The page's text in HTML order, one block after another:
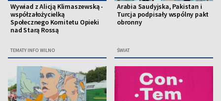
Wywiad z Alicją Klimaszewską -
współzałożycielką
Społecznego Komitetu Opieki
nad Starą Rossą
TEMATY INFO WILNO
Arabia Saudyjska, Pakistan i
Turcja podpisały wspólny pakt
obronny
ŚWIAT